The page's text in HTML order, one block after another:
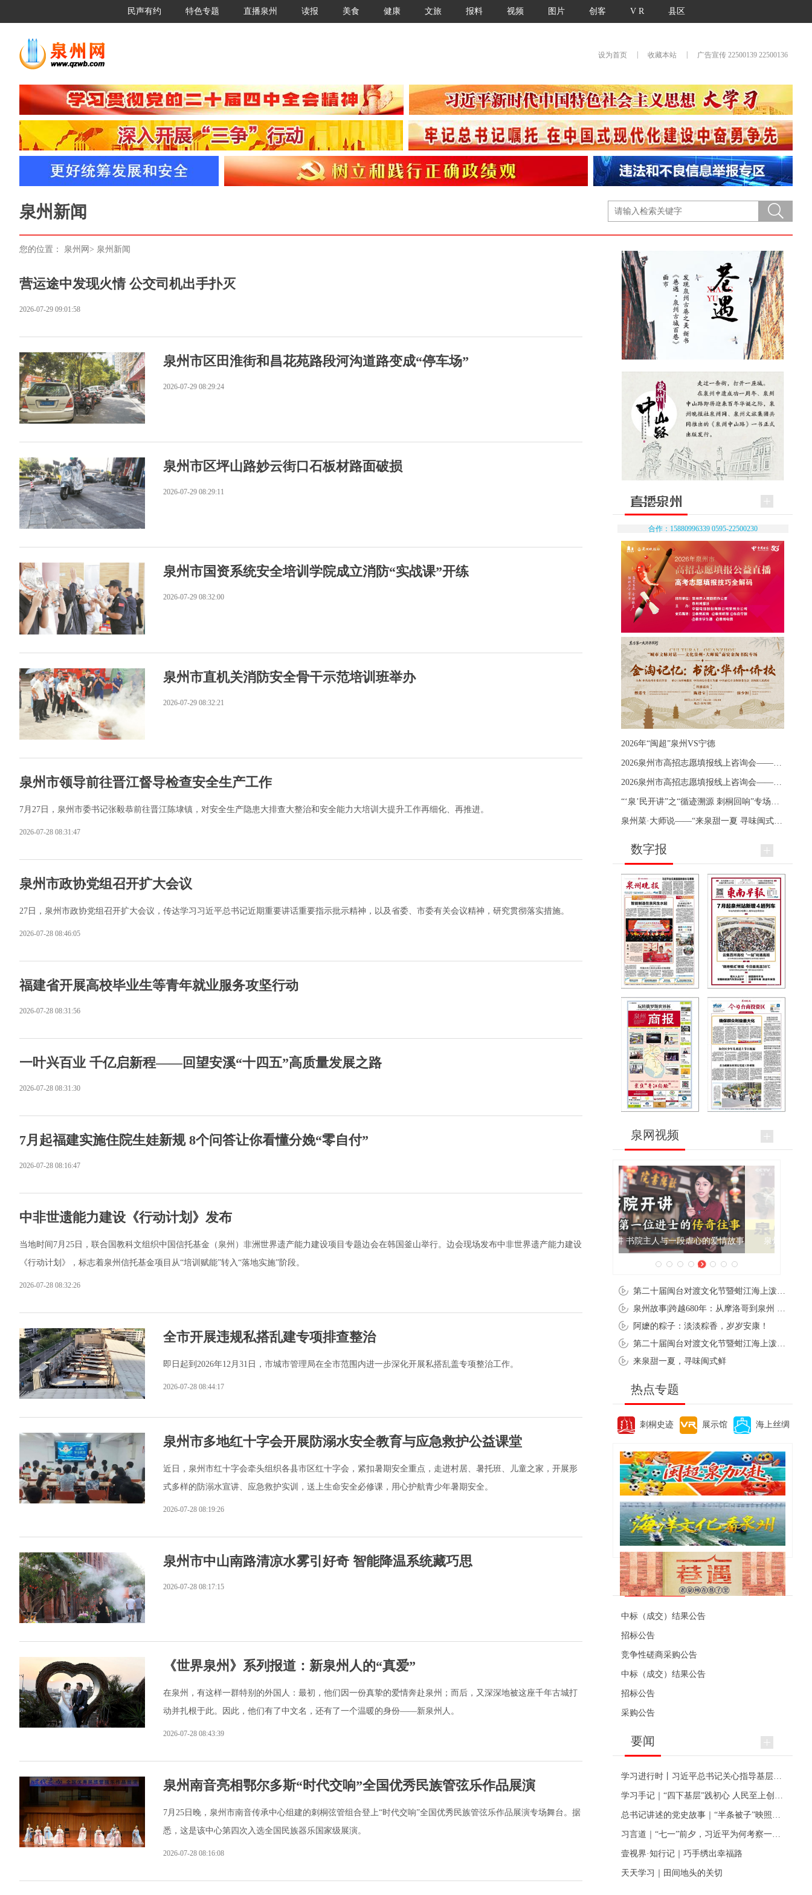
民声有约 特色专题 直播泉州 读报 美食 健康 文旅 报料 视频 图片 创客 V R 县区
设为首页 收藏本站 广告宣传 22500139 22500136
泉州新闻
您的位置： 泉州网 > 泉州新闻
营运途中发现火情 公交司机出手扑灭
2026-07-29 09:01:58
泉州市区田淮街和昌花苑路段河沟道路变成“停车场”
2026-07-29 08:29:24
泉州市区坪山路妙云街口石板材路面破损
2026-07-29 08:29:11
泉州市国资系统安全培训学院成立消防“实战课”开练
2026-07-29 08:32:00
泉州市直机关消防安全骨干示范培训班举办
2026-07-29 08:32:21
泉州市领导前往晋江督导检查安全生产工作
7月27日，泉州市委书记张毅恭前往晋江陈埭镇，对安全生产隐患大排查大整治和安全能力大培训大提升工作再细化、再推进。
2026-07-28 08:31:47
泉州市政协党组召开扩大会议
27日，泉州市政协党组召开扩大会议，传达学习习近平总书记近期重要讲话重要指示批示精神，以及省委、市委有关会议精神，研究贯彻落实措施。
2026-07-28 08:46:05
福建省开展高校毕业生等青年就业服务攻坚行动
2026-07-28 08:31:56
一叶兴百业 千亿启新程——回望安溪“十四五”高质量发展之路
2026-07-28 08:31:30
7月起福建实施住院生娃新规 8个问答让你看懂分娩“零自付”
2026-07-28 08:16:47
中非世遗能力建设《行动计划》发布
当地时间7月25日，联合国教科文组织中国信托基金（泉州）非洲世界遗产能力建设项目专题边会在韩国釜山举行。边会现场发布中非世界遗产能力建设
《行动计划》，标志着泉州信托基金项目从“培训赋能”转入“落地实施”阶段。
2026-07-28 08:32:26
全市开展违规私搭乱建专项排查整治
即日起到2026年12月31日，市城市管理局在全市范围内进一步深化开展私搭乱盖专项整治工作。
2026-07-28 08:44:17
泉州市多地红十字会开展防溺水安全教育与应急救护公益课堂
近日，泉州市红十字会牵头组织各县市区红十字会，紧扣暑期安全重点，走进村居、暑托班、儿童之家，开展形
式多样的防溺水宣讲、应急救护实训，送上生命安全必修课，用心护航青少年暑期安全。
2026-07-28 08:19:26
泉州市中山南路清凉水雾引好奇 智能降温系统藏巧思
2026-07-28 08:17:15
《世界泉州》系列报道：新泉州人的“真爱”
在泉州，有这样一群特别的外国人：最初，他们因一份真挚的爱情奔赴泉州；而后，又深深地被这座千年古城打
动并扎根于此。因此，他们有了中文名，还有了一个温暖的身份——新泉州人。
2026-07-28 08:43:39
泉州南音亮相鄂尔多斯“时代交响”全国优秀民族管弦乐作品展演
7月25日晚，泉州市南音传承中心组建的刺桐弦管组合登上“时代交响”全国优秀民族管弦乐作品展演专场舞台。据
悉，这是该中心第四次入选全国民族器乐国家级展演。
2026-07-28 08:16:08
合作：15880996339 0595-22500230
2026年“闽超”泉州VS宁德
数字报
泉网视频
泉州肉粽亮相央视《新闻联播》
阿嬷的粽子：淡淡粽香，岁岁安康！
来泉甜一夏，寻味闽式鲜
热点专题
刺桐史迹 展示馆 海上丝绸
便民资讯
中标（成交）结果公告
招标公告
竞争性磋商采购公告
中标（成交）结果公告
招标公告
采购公告
要闻
壹视界·知行记｜巧手绣出幸福路
天天学习｜田间地头的关切